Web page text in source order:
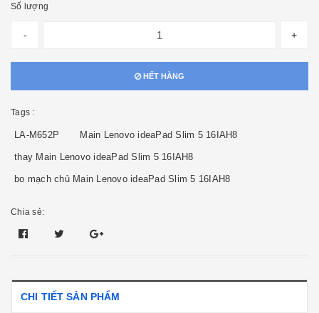
Số lượng
- +
HẾT HÀNG
Tags :
LA-M652P Main Lenovo ideaPad Slim 5 16IAH8
thay Main Lenovo ideaPad Slim 5 16IAH8
bo mạch chủ Main Lenovo ideaPad Slim 5 16IAH8
Chia sẻ:
CHI TIẾT SẢN PHẨM